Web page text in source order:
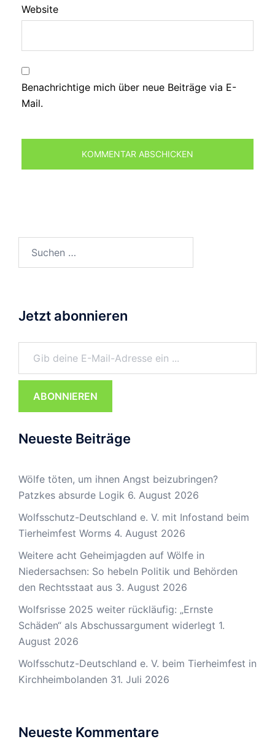
Website
Benachrichtige mich über neue Beiträge via E-
Mail.
Jetzt abonnieren
Gib deine E-Mail-Adresse ein ...
ABONNIEREN
Neueste Beiträge
Wölfe töten, um ihnen Angst beizubringen?
Patzkes absurde Logik 6. August 2026
Wolfsschutz-Deutschland e. V. mit Infostand beim
Tierheimfest Worms 4. August 2026
Weitere acht Geheimjagden auf Wölfe in
Niedersachsen: So hebeln Politik und Behörden
den Rechtsstaat aus 3. August 2026
Wolfsrisse 2025 weiter rückläufig: „Ernste
Schäden“ als Abschussargument widerlegt 1.
August 2026
Wolfsschutz-Deutschland e. V. beim Tierheimfest in
Kirchheimbolanden 31. Juli 2026
Neueste Kommentare